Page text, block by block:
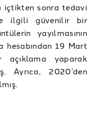
içtikten sonra tedavi
ile ilgili güvenilir bir
yayılmasının
hesabından 19 Mart
yaparak
Ayrıca, 2020’den